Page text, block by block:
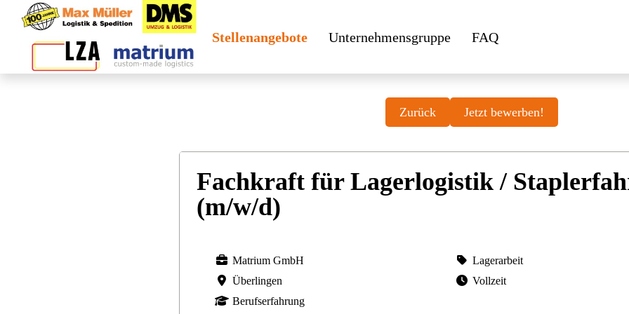
Stellenangebote Unternehmensgruppe FAQ
Zurück Jetzt bewerben!
Fachkraft für Lagerlogistik /
(m/w/d)
Matrium GmbH
Überlingen
Berufserfahrung
Lagerarbeit
Vollzeit